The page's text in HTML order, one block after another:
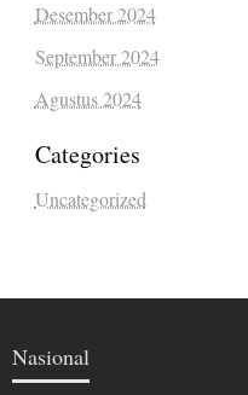
Desember 2024
September 2024
Agustus 2024
Categories
Uncategorized
Nasional